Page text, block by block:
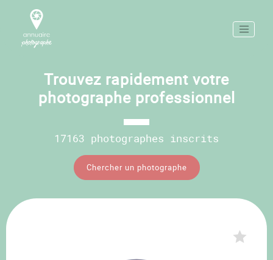
Trouvez rapidement votre
photographe professionnel
17163 photographes inscrits
Chercher un photographe